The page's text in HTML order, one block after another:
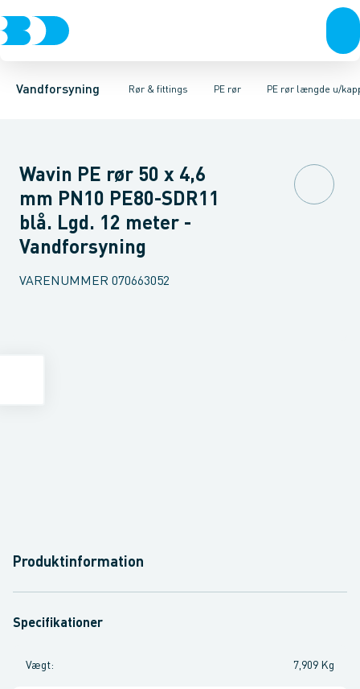
Vandforsyning Rør & fittings
Rør & fittingsKoblinger & anboringerMuffer, klemmer &
PE rør
PE rørPE EL fittingsPE fittings Duktiljern fittingsPE rør længde u/
PE rør rullevarer PE rør længde m/kappe PE rør længde u/
Wavin PE rør 50 x 4,6
mm PN10 PE80-SDR11
blå. Lgd. 12 meter -
Vandforsyning
VARENUMMER 070663052
Produktinformation
Specifikationer
Vægt: 7,909 Kg